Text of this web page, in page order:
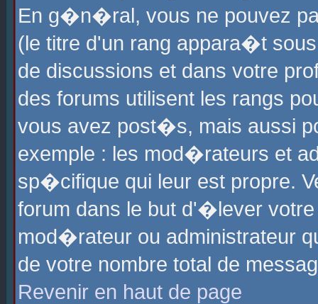
En g�n�ral, vous ne pouvez
(le titre d'un rang appara�t
de discussions et dans votre
des forums utilisent les rangs
vous avez post�s, mais aussi
exemple : les mod�rateurs et
sp�cifique qui leur est propre.
forum dans le but d'�lever
mod�rateur ou administrateur
de votre nombre total de
Revenir en haut de page